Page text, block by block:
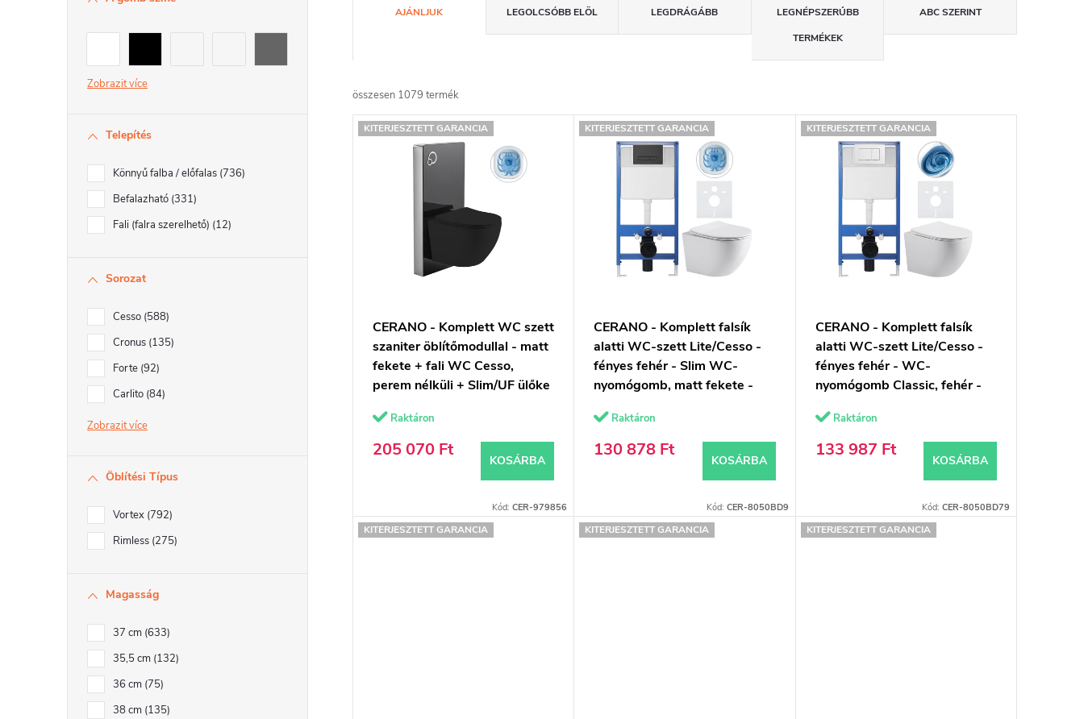
Zobrazit
Telepítés
Könnyű falba / előfalas 736
Befalazható 331
Fali (falra szerelhető) 12
Sorozat
Cesso 588
Cronus 135
Forte 92
Carlito 84
Zobrazit
Öblítési Típus
Vortex 792
Rimless 275
Magasság
37 cm 633
35,5 cm 132
36 cm 75
38 cm 135
r
m
é
e
AJÁNLJUK LEGOLCSÓBB ELÖL LEGDRÁGÁBB
LEGNÉPSZERŰBB
TERMÉKEK
ABC SZERINT
összesen 1079 termék
TKITERJESZTETT GARANCIA
CERANO - Komplett WC szett
szaniter öblítőmodullal - matt
fekete + fali WC Cesso,
perem nélküli + Slim/UF ülőke
Raktáron
205 070 Ft
KOSÁRBA
Kód:CER-979856
KITERJESZTETT GARANCIA
CERANO - Komplett falsík
alatti WC-szett Lite/Cesso -
fényes fehér - Slim WC-
nyomógomb, matt fekete -
49x36 cm
Raktáron
130 878 Ft
KOSÁRBA
Kód: CER-8050BD9
KITERJESZTETT GARANCIA
CERANO - Komplett falsík
alatti WC-szett Lite/Cesso -
fényes fehér - WC-
nyomógomb Classic, fehér -
49x36 cm
Raktáron
133 987 Ft
KOSÁRBA
Kód: CER-8050BD79
KITERJESZTETT GARANCIA KITERJESZTETT GARANCIA KITERJESZTETT GARANCIA